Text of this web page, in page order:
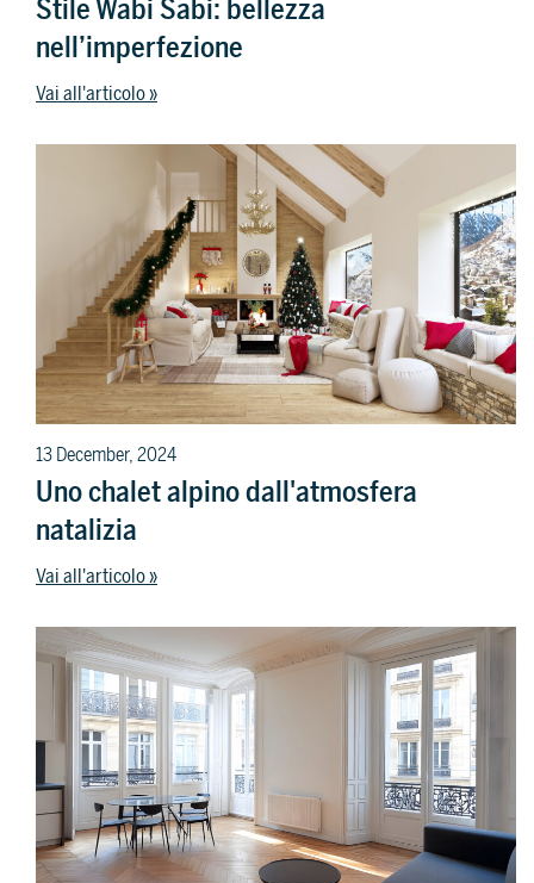
Stile Wabi Sabi: bellezza
nell’imperfezione
Vai all'articolo »
13 December, 2024
Uno chalet alpino dall'atmosfera
natalizia
Vai all'articolo »